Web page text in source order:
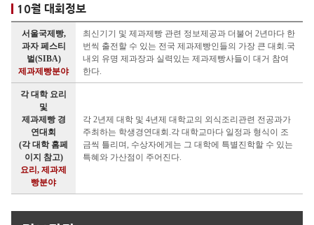
10월 대회정보
서울국제빵,
과자 페스티
벌(SIBA)
제과제빵분야
최신기기 및 제과제빵 관련 정보제공과 더불어 2년마다 한
번씩 출전할 수 있는 전국 제과제빵인들의 가장 큰 대회.국
내외 유명 제과장과 실력있는 제과제빵사들이 대거 참여
한다.
각 대학 요리
및
제과제빵 경
연대회
(각 대학 홈페
이지 참고)
요리, 제과제
빵분야
각 2년제 대학 및 4년제 대학교의 외식조리관련 전공과가
주최하는 학생경연대회.각 대학교마다 일정과 형식이 조
금씩 틀리며, 수상자에게는 그 대학에 특별진학할 수 있는
특혜와 가산점이 주어진다.